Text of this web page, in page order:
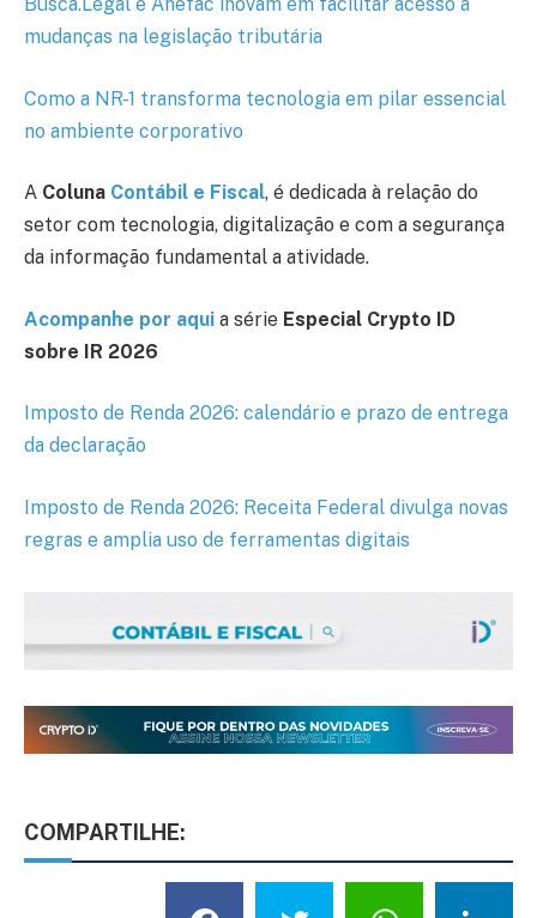
mudanças na legislação tributária
Como a NR-1 transforma tecnologia em pilar essencial
no ambiente corporativo
A Coluna Contábil e Fiscal, é dedicada à relação do
setor com tecnologia, digitalização e com a segurança
da informação fundamental a atividade.
Acompanhe por aqui a série Especial Crypto ID
sobre IR 2026
Imposto de Renda 2026: calendário e prazo de entrega
da declaração
Imposto de Renda 2026: Receita Federal divulga novas
regras e amplia uso de ferramentas digitais
COMPARTILHE: